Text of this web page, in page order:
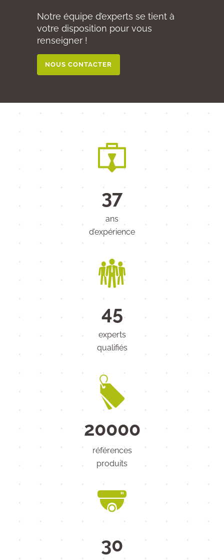
Notre équipe d’experts se tient à
votre disposition pour vous
renseigner !
NOUS CONTACTER
37
ans
d’expérience
45
experts
qualifiés
20000
références
produits
30